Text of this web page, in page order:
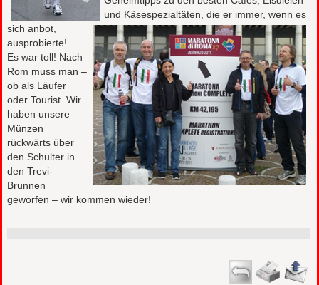
und Käsespezialtäten, die er immer, wenn es
sich anbot,
ausprobierte!
Es war toll! Nach
Rom muss man –
ob als Läufer
oder Tourist. Wir
haben unsere
Münzen
rückwärts über
den Schulter in
den Trevi-
Brunnen
geworfen – wir kommen wieder!